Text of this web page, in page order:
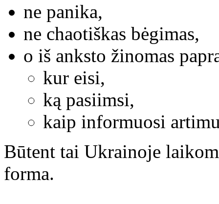
ne panika,
ne chaotiškas bėgimas,
o iš anksto žinomas
kur eisi,
ką pasiimsi,
kaip informuosi
Būtent tai Ukrainoje
forma.